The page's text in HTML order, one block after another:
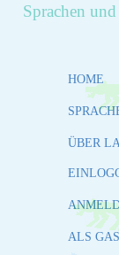
Sprachen
HOME
ÜBER
ALS